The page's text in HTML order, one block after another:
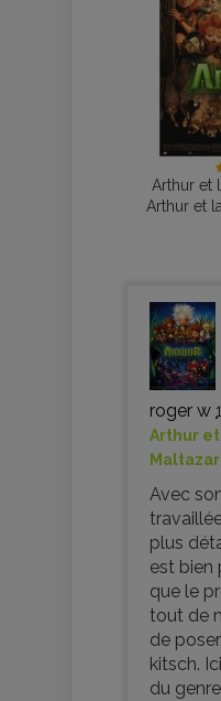
Arthur et
Arthur et
roger w
Arthur
Avec
plus
est bien
que le
tout de
de
kitsch.
du